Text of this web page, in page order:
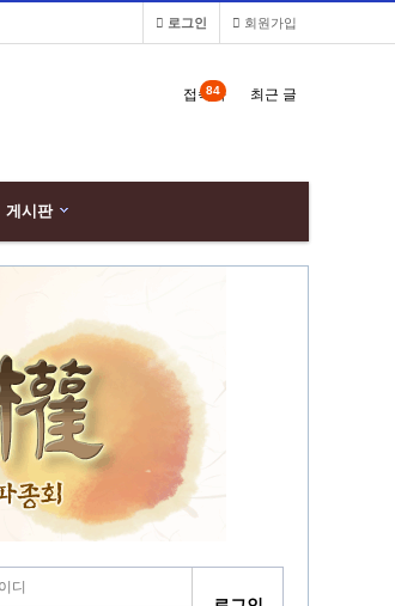
회원가입
로그인
접속자
84 최근 글
게시판